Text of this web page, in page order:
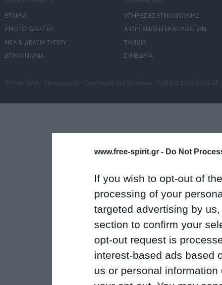
www.free-spirit.gr - Do Not
If you wish to opt-out of
processing of your
targeted advertising by
section to confirm your
opt-out request is
interest-based ads based
us or personal
ΕΤΑΙΡΙΑ
PHOTO GALLERY
ΝΕΑ & ΔΕΛΤΙΑ ΤΥΠΟΥ
ΕΠΙΚΟΙΝΩΝΙΑ
ΥΠΗΡΕΣΙΕΣ ΕΠΙΚΟΙΝΩΝΙΑΣ
ΔΙΟΡΓΑΝΩΣΗ ΕΚΔΗΛΩΣΕΩΝ
ΤΑΞΙΔΙΑ
ΣΥΝΕΔΡΙΑ
© Free Spirit - Επικοινωνία - Οργάνωση Εκδηλώσεων - Ταξίδια 2012-2026